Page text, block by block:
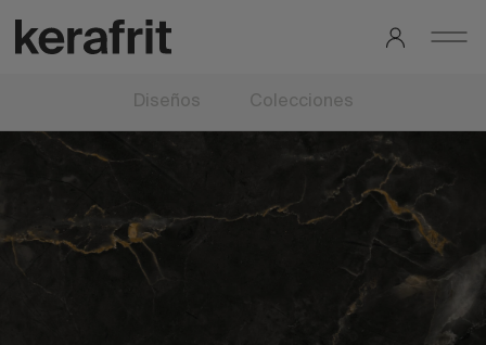
Diseños Colecciones